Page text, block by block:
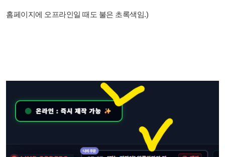
홈페이지에 오프라인일 때도 불은 초록색임.)